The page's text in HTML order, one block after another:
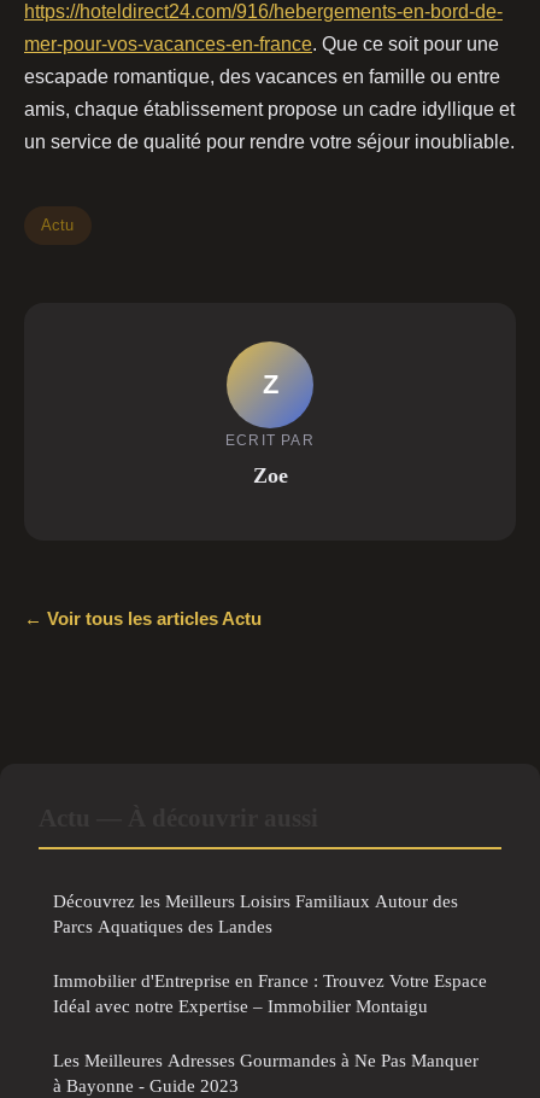
https://hoteldirect24.com/916/hebergements-en-bord-de-
mer-pour-vos-vacances-en-france. Que ce soit pour une
escapade romantique, des vacances en famille ou entre
amis, chaque établissement propose un cadre idyllique et
un service de qualité pour rendre votre séjour inoubliable.
Actu
Z
ECRIT PAR
Zoe
← Voir tous les articles Actu
Découvrez les Meilleurs Loisirs Familiaux Autour des
Parcs Aquatiques des Landes
Immobilier d'Entreprise en France : Trouvez Votre Espace
Idéal avec notre Expertise – Immobilier Montaigu
Les Meilleures Adresses Gourmandes à Ne Pas Manquer
à Bayonne - Guide 2023